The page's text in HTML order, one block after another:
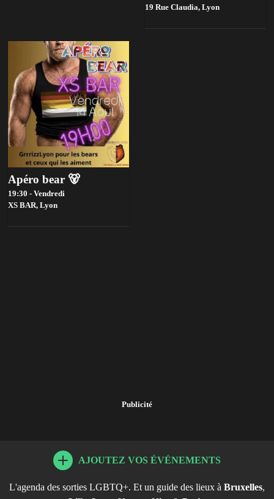
19 Rue Claudia, Lyon
Apéro bear 🐻
19:30 - Vendredi
XS BAR, Lyon
Publicité
AJOUTEZ VOS ÉVÉNEMENTS
L'agenda des sorties LGBTQ+. Et un guide des lieux à Bruxelles,